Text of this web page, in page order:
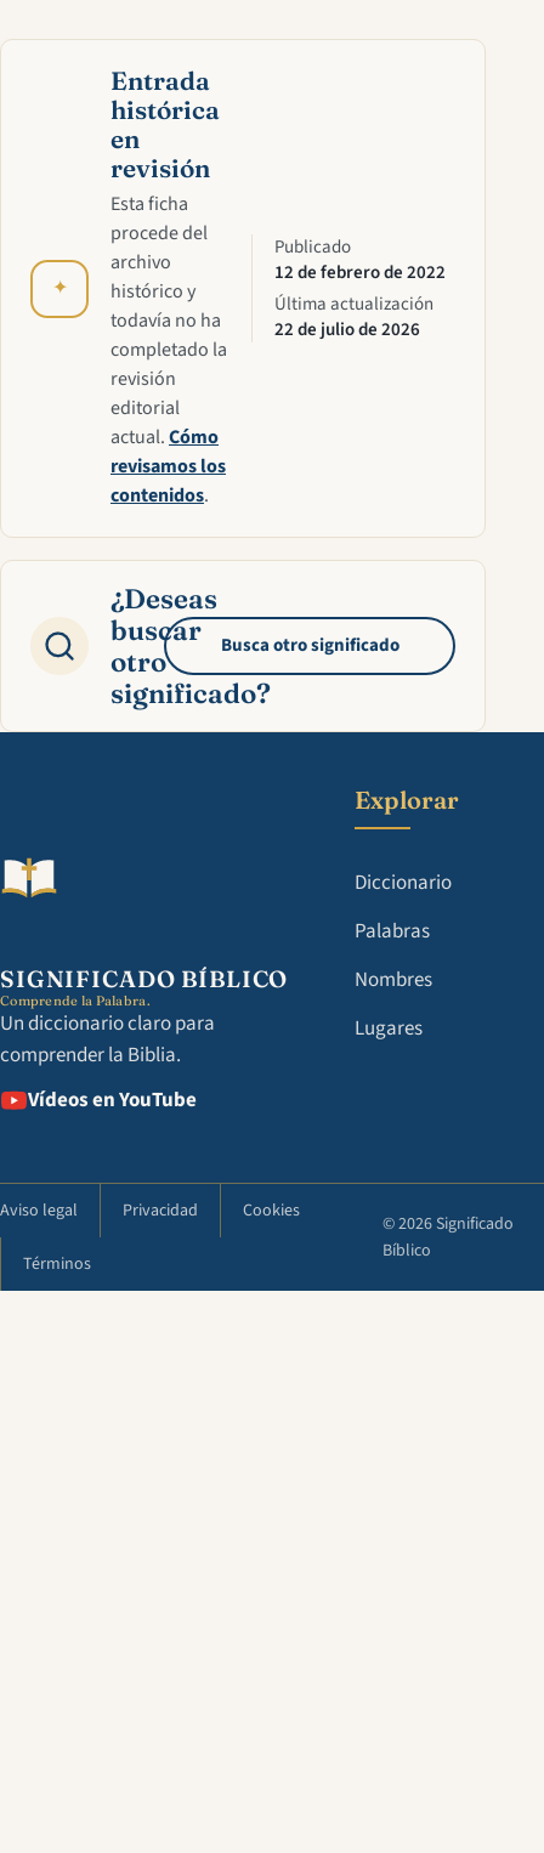
✦
Entrada
histórica
en
revisión
Esta ficha
procede del
archivo
histórico y
todavía no ha
completado la
revisión
editorial
actual.Cómo
revisamos los
contenidos.
Publicado
12 de febrero de 2022
Última actualización
22 de julio de 2026
¿Deseas
buscar
otro
significado?
Busca otro significado
SIGNIFICADO BÍBLICO
Comprende la Palabra.
Un diccionario claro para
comprender la Biblia.
Vídeos en YouTube
Explorar
Diccionario
Palabras
Nombres
Lugares
Aviso legal Privacidad Cookies
Términos
© 2026 Significado
Bíblico